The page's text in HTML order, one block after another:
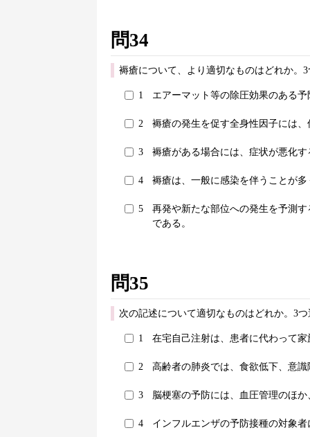
問34
褥瘡について、より適切なものはどれか。
1 エアーマット等の除圧効果のある
2 褥瘡の発生を促す全身性因子には
3 褥瘡がある場合には、症状が悪化
4 褥瘡は、一般に感染を伴うことが
5
再発や新たな部位への発生を予測
である。
問35
次の記述について適切なものはどれか。3
1 在宅自己注射は、患者に代わって
2 高齢者の肺炎では、食欲低下、意
3 脳梗塞の予防には、血圧管理のほ
4 インフルエンザの予防接種の対象